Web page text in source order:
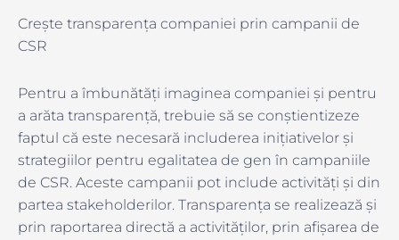
Crește transparența companiei prin campanii de
CSR
Pentru a îmbunătăți imaginea companiei și pentru
a arăta transparență, trebuie să se conștientizeze
faptul că este necesară includerea inițiativelor și
strategiilor pentru egalitatea de gen în campaniile
de CSR. Aceste campanii pot include activități și din
partea stakeholderilor. Transparența se realizează și
prin raportarea directă a activităților, prin afișarea de